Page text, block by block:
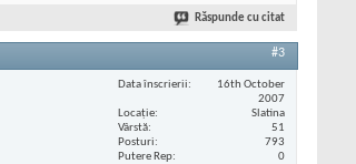
Răspunde cu citat
#3
Data înscrierii
16th October
2007
Locaţie
Slatina
Vârstă
51
Posturi
793
Putere Rep
0